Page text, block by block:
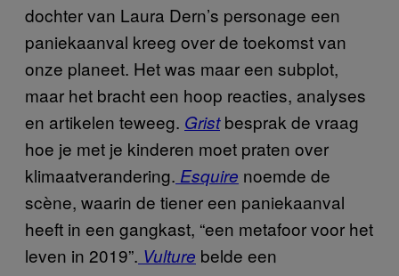
dochter van Laura Dern’s personage een
paniekaanval kreeg over de toekomst van
onze planeet. Het was maar een subplot,
maar het bracht een hoop reacties, analyses
en artikelen teweeg. Gristbesprak de vraag
hoe je met je kinderen moet praten over
klimaatverandering. Esquire noemde de
scène, waarin de tiener een paniekaanval
heeft in een gangkast, “een metafoor voor het
leven in 2019”. Vulture belde een